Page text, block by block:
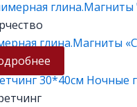
глина.Магниты